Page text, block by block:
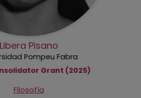
Libera Pisano
Pompeu Fabra
Grant (2025)
Filosofía